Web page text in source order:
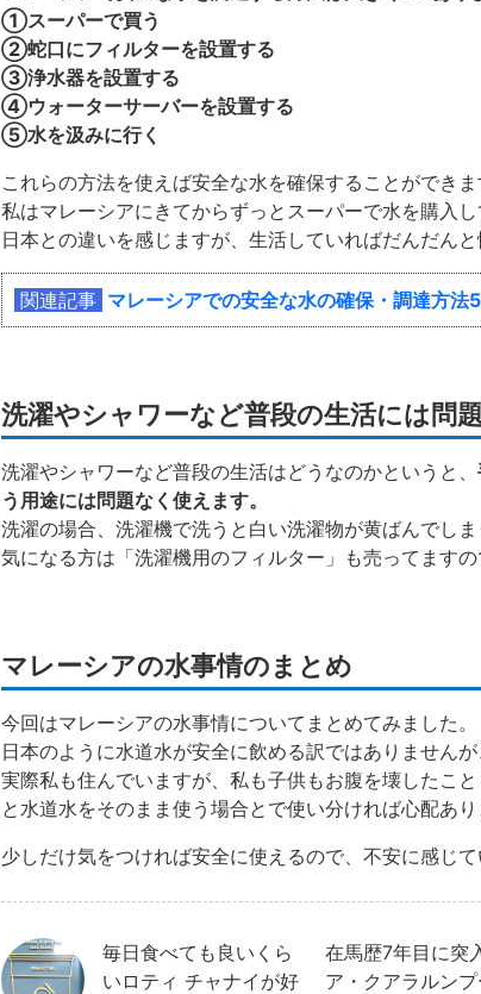
①スーパーで買う
②蛇口にフィルターを設置する
③浄水器を設置する
④ウォーターサーバーを設置する
⑤水を汲みに行く
これらの方法を使えば安全な水を確保することができま
私はマレーシアにきてからずっとスーパーで水を購入
日本との違いを感じますが、生活していればだんだんと
関連記事 マレーシアでの安全な水の確保・調達方法5
洗濯やシャワーなど普段の生活には問
洗濯やシャワーなど普段の生活はどうなのかというと、
う用途には問題なく使えます。
洗濯の場合、洗濯機で洗うと白い洗濯物が黄ばんでしま
気になる方は「洗濯機用のフィルター」も売ってますの
マレーシアの水事情のまとめ
今回はマレーシアの水事情についてまとめてみました。
日本のように水道水が安全に飲める訳ではありません
実際私も住んでいますが、私も子供もお腹を壊したこ
と水道水をそのまま使う場合とで使い分ければ心配あり
少しだけ気をつければ安全に使えるので、不安に感じ
毎日食べても良いくら
いロティ チャナイが好
在馬歴7年目に突
ア・クアラルン